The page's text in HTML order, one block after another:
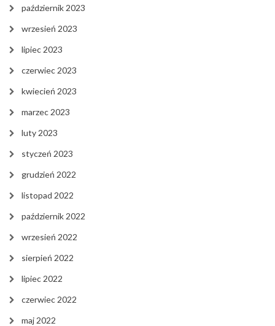
październik 2023
wrzesień 2023
lipiec 2023
czerwiec 2023
kwiecień 2023
marzec 2023
luty 2023
styczeń 2023
grudzień 2022
listopad 2022
październik 2022
wrzesień 2022
sierpień 2022
lipiec 2022
czerwiec 2022
maj 2022